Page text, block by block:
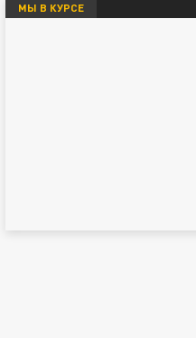
МЫ В КУРСЕ